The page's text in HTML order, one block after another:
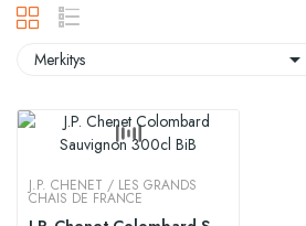
Merkitys 
J.P. CHENET / LES GRANDS
CHAIS DE FRANCE